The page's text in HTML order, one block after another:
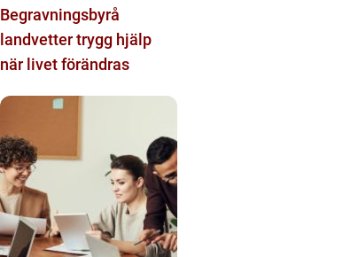
Begravningsbyrå
landvetter trygg hjälp
när livet förändras